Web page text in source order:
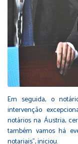
Em seguida, o
intervenção
notários na Áustria,
também vamos há